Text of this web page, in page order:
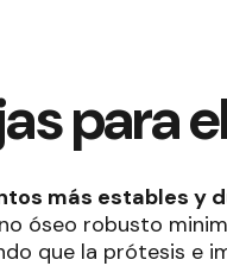
para
más estables y
óseo robusto
que la prótesis e